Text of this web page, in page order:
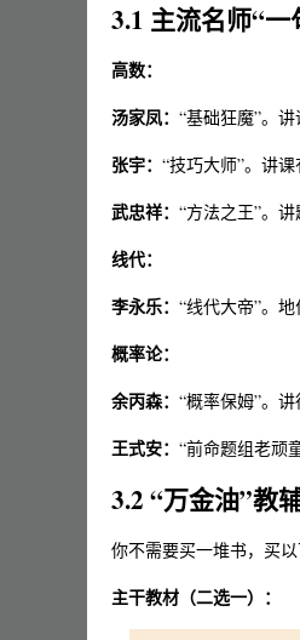
3.1 主流名师“
高数：
汤家凤： “基础狂魔”。
张宇： “技巧大师”。讲
武忠祥： “方法之王”。
线代：
李永乐： “线代大帝”。
概率论：
余丙森： “概率保姆”。
王式安： “前命题组老顽
3.2 “万金油”教
你不需要买一堆书，买
主干教材（二选一）：